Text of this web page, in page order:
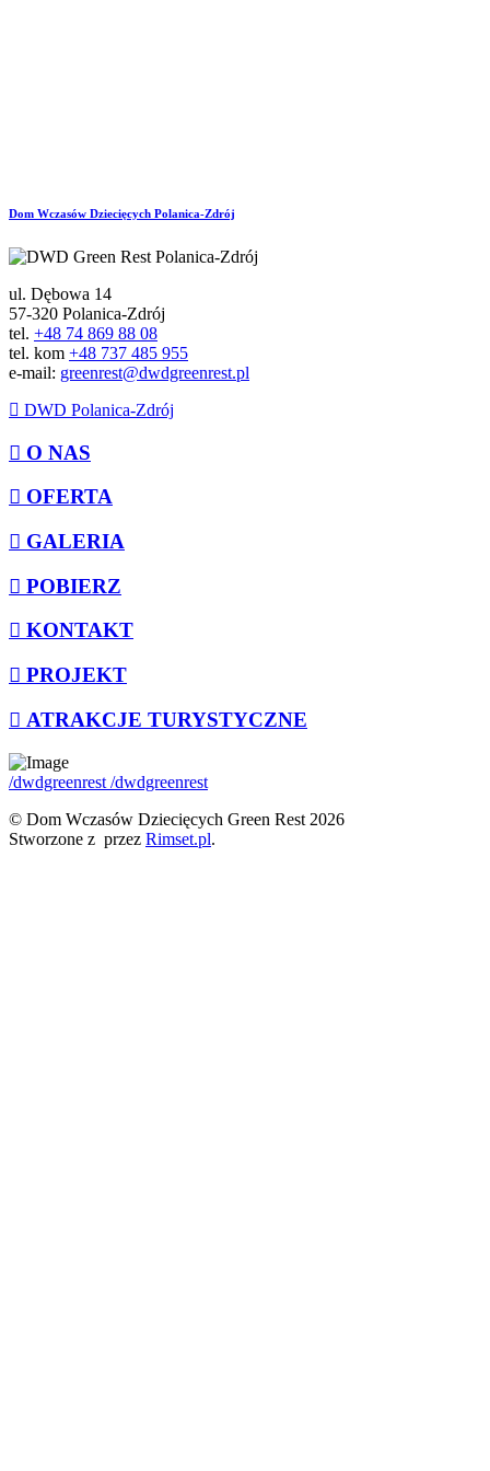
Dom Wczasów Dziecięcych Polanica-Zdrój
ul. Dębowa 14
57-320 Polanica-Zdrój
tel. +48 74 869 88 08
tel. kom +48 737 485 955
e-mail: greenrest@dwdgreenrest.pl
DWD Polanica-Zdrój
O NAS
OFERTA
GALERIA
POBIERZ
KONTAKT
PROJEKT
ATRAKCJE TURYSTYCZNE
/dwdgreenrest /dwdgreenrest
© Dom Wczasów Dziecięcych Green Rest 2026
Stworzone z przez Rimset.pl.